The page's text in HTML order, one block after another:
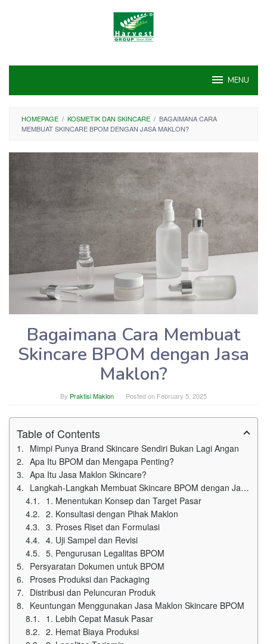
MENU
HOMEPAGE / KOSMETIK DAN SKINCARE / BAGAIMANA CARA
MEMBUAT SKINCARE BPOM DENGAN JASA MAKLON?
Bagaimana Cara Membuat
Skincare BPOM dengan Jasa
Maklon?
By Praktisi Maklon Posted on February 5, 2025
Table of Contents
Mimpi Punya Brand Skincare Sendiri Bukan Lagi Angan
Apa Itu BPOM dan Mengapa Penting?
Apa Itu Jasa Maklon Skincare?
Langkah-Langkah Membuat Skincare BPOM dengan Jasa Maklon
1. Menentukan Konsep dan Target Pasar
2. Konsultasi dengan Pihak Maklon
3. Proses Riset dan Formulasi
4. Uji Sampel dan Revisi
5. Pengurusan Legalitas BPOM
Persyaratan Dokumen untuk BPOM
Proses Produksi dan Packaging
Distribusi dan Peluncuran Produk
Keuntungan Menggunakan Jasa Maklon Skincare BPOM
1. Lebih Cepat Masuk Pasar
2. Hemat Biaya Produksi